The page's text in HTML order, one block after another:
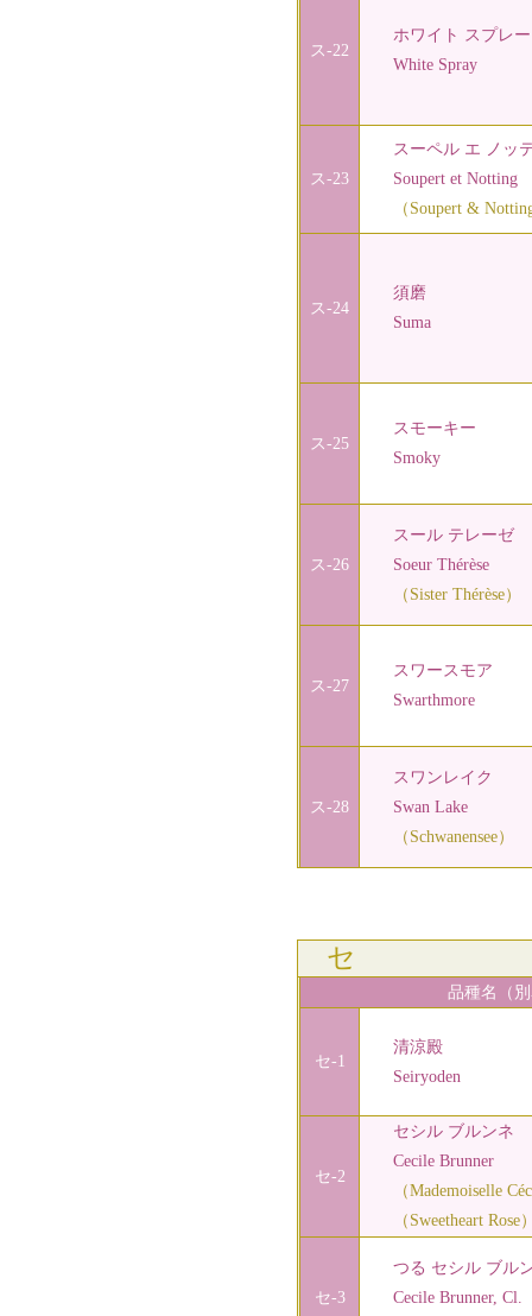
ス-22
ホワイト スプレー
White Spray
ス-23
スーペル エ ノッ
Soupert et Notting
（Soupert &
ス-24
須磨
Suma
ス-25
スモーキー
Smoky
ス-26
スール テレーゼ
Soeur Thérèse
（Sister Thérèse）
ス-27
スワースモア
Swarthmore
ス-28
スワンレイク
Swan Lake
（Schwanensee）
セ
品種名（別
セ-1
清涼殿
Seiryoden
セ-2
セシル ブルンネ
Cecile Brunner
（Mademoiselle
（Sweetheart Rose
セ-3
つる セシル ブル
Cecile Brunner, Cl.